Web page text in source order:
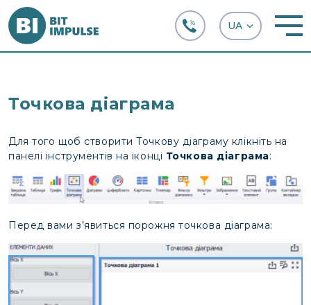
Точкова діаграма
Для того щоб створити Точкову діаграму клікніть на
панелі інструментів на іконці Точкова діаграма:
Перед вами з’явиться порожня точкова діаграма: